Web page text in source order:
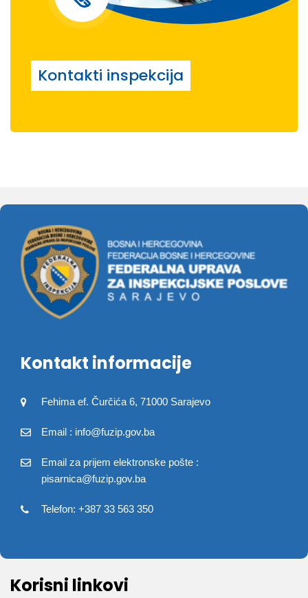
Kontakti inspekcija
Kontakt informacije
Fehima ef. Čurčića 6, 71000 Sarajevo
Email : info@fuzip.gov.ba
Email za prijem elektronske pošte :
pisarnica@fuzip.gov.ba
Telefon: +387 33 563 350
Korisni linkovi